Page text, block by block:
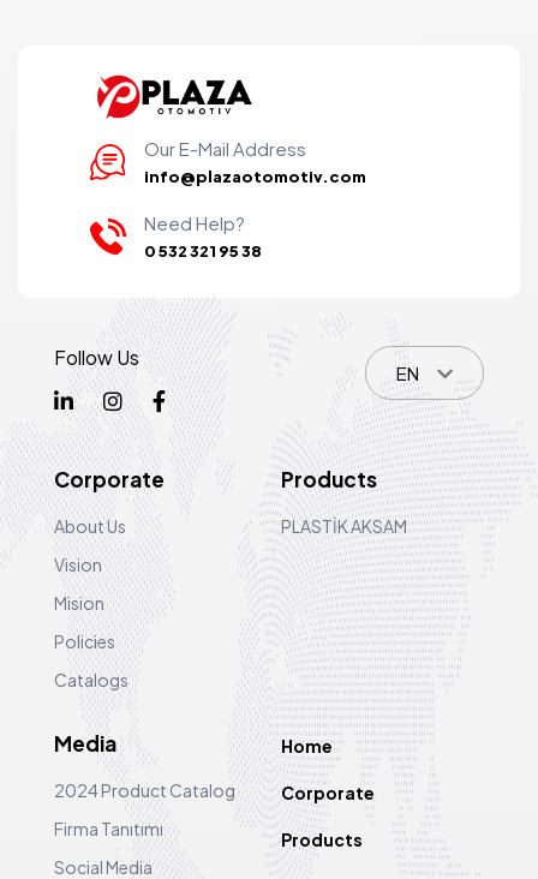
Our E-Mail Address
info@plazaotomotiv.com
Need Help?
0 532 321 95 38
EN
Follow Us
Corporate
About Us
Vision
Mision
Policies
Catalogs
Products
PLASTİK AKSAM
Media
2024 Product Catalog
Firma Tanıtımı
Social Media
Home
Corporate
Products